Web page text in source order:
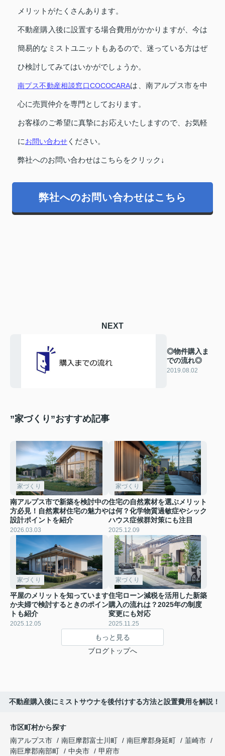
メリットがたくさんあります。
不動産購入後に設置する場合費用がかかりますが、今は
簡易的なミストユニットもあるので、迷っている方はぜ
ひ検討してみてはいかがでしょうか。
南プス不動産相談窓口COCOCARAは、南アルプス市を中
心に売買仲介を専門としております。
お客様のご希望に真摯にお応えいたしますので、お気軽
にお問い合わせ ください。
弊社へのお問い合わせはこちらをクリック↓
弊社へのお問い合わせはこちら
NEXT
◎物件購入ま
での流れ◎
2019.08.02
”家づくり”おすすめ記事
家づくり
南アルプス市で新築を検討中の
方必見！自然素材住宅の魅力や
設計ポイントを紹介
2026.03.03
家づくり
住宅の自然素材を選ぶメリット
は何？化学物質過敏症やシック
ハウス症候群対策にも注目
2025.12.09
家づくり
平屋のメリットを知っています
か夫婦で検討するときのポイン
トも紹介
2025.12.05
家づくり
住宅ローン減税を活用した新築
購入の流れは？2025年の制度
変更にも対応
2025.11.25
もっと見る
ブログトップへ
不動産購入後にミストサウナを後付けする方法と設置費用を解説！
市区町村から探す
南アルプス市
南巨摩郡富士川町 南巨摩郡身延町
韮崎市
南巨摩郡南部町
中央市
甲府市